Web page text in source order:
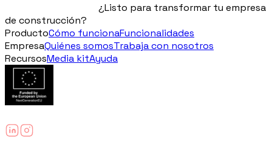
¿Listo para transformar tu empresa
de construcción?
ProductoCómo funcionaFuncionalidades
EmpresaQuiénes somosTrabaja con nosotros
RecursosMedia kitAyuda